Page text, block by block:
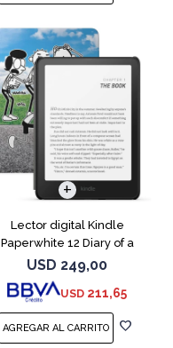
Lector digital Kindle
Paperwhite 12 Diary of a
Wimpy
USD 249,00
USD 211,65